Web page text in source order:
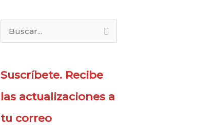
c
a
Suscríbete. Recibe
las actualizaciones a
tu correo